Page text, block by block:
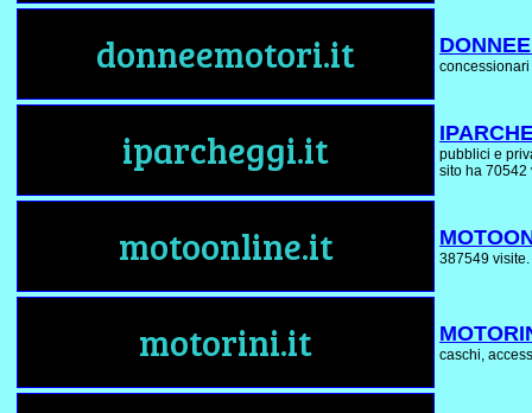
donneemotori.it
iparcheggi.it
pubblici e
sito ha 70542
motoonline.it 387549 visite.
motorini.it caschi,